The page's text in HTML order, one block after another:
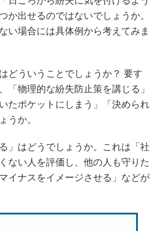
か出せるのではないでしょうか。
い場合には具体例から考えてみま
どういうことでしょうか？ 要す
「物理的な紛失防止策を講じる」
たポケットにしまう」「決められ
うか。
」はどうでしょうか。これは「社
ない人を評価し、他の人も守りた
イナスをイメージさせる」などが